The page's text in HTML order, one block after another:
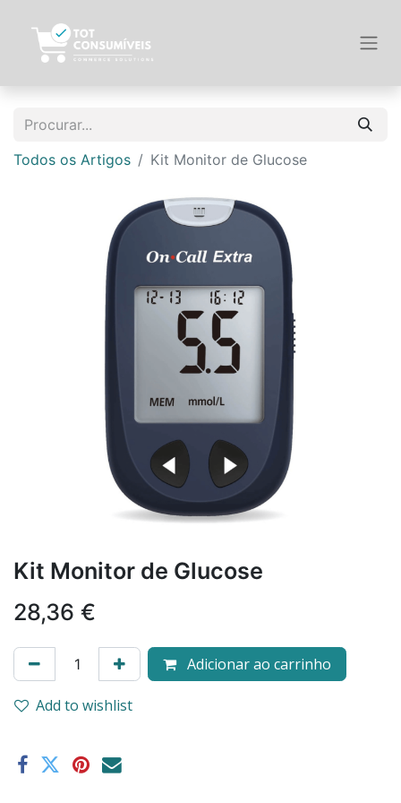
Todos os Artigos Kit Monitor de Glucose
Kit Monitor de Glucose
28,36 €
Adicionar ao carrinho
Add to wishlist